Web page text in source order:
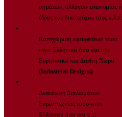
σημάτων, αλλαγών επωνυμίας ή
έδρας του δικαιούχου τους κ.λ.π.
Καταχώριση εφευρέσεων τόσο
στον Ελληνικό όσο και στο
Ευρωπαϊκό και Διεθνή Χώρο
(Industrial Designs)
Ανανέωση Διπλωμάτων
Ευρεσιτεχνίας τόσο στον
Ελληνικό όσο και στο